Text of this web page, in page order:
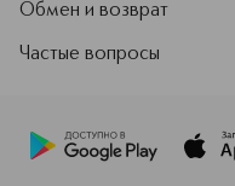
Обмен и возврат
Частые вопросы